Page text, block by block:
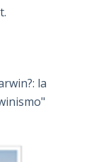
la